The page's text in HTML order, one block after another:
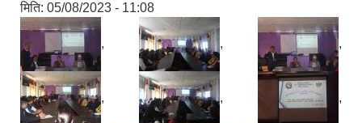
मिति: 05/08/2023 - 11:08
, , ,
, , ,